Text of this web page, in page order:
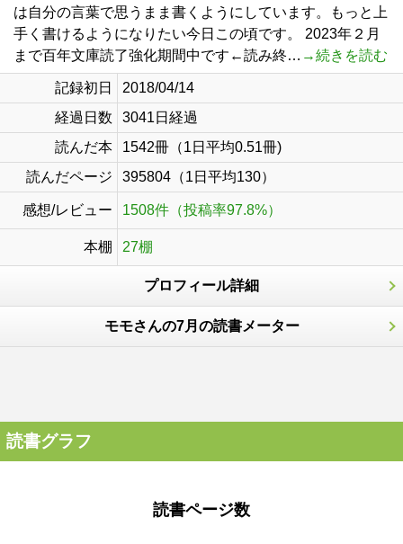
は自分の言葉で思うまま書くようにしています。もっと上
手く書けるようになりたい今日この頃です。 2023年２月
まで百年文庫読了強化期間中です←読み終… →続きを読む
記録初日
2018/04/14
経過日数
3041日経過
読んだ本
1542冊（1日平均0.51冊)
読んだページ
395804（1日平均130）
感想/レビュー 1508件（投稿率97.8%）
本棚 27棚
プロフィール詳細
モモさんの7月の読書メーター
読書グラフ
読書ページ数